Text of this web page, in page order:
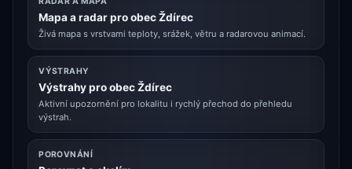
Mapa a radar pro obec Ždírec
Živá mapa s vrstvami teploty, srážek, větru a radarovou animací.
VÝSTRAHY
Výstrahy pro obec Ždírec
Aktivní upozornění pro lokalitu i rychlý přechod do přehledu
výstrah.
POROVNÁNÍ